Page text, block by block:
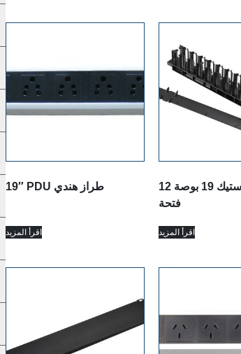
اقرأ المزيد
سلك بلاستيك 19 بوصة 12
فتحة
اقرأ المزيد